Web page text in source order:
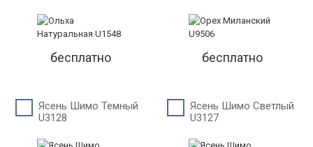
бесплатно бесплатно
Ясень Шимо Темный
U3128
Ясень Шимо Светлый
U3127